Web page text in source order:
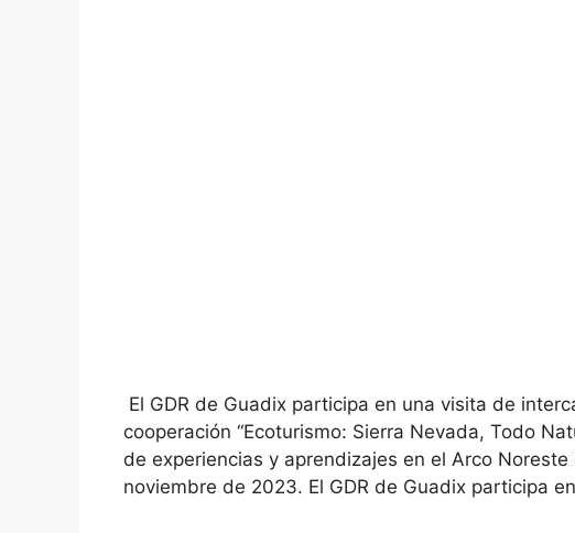
El GDR de Guadix participa en una visita de
cooperación “Ecoturismo: Sierra Nevada, Todo
de experiencias y aprendizajes en el Arco
noviembre de 2023. El GDR de Guadix participa